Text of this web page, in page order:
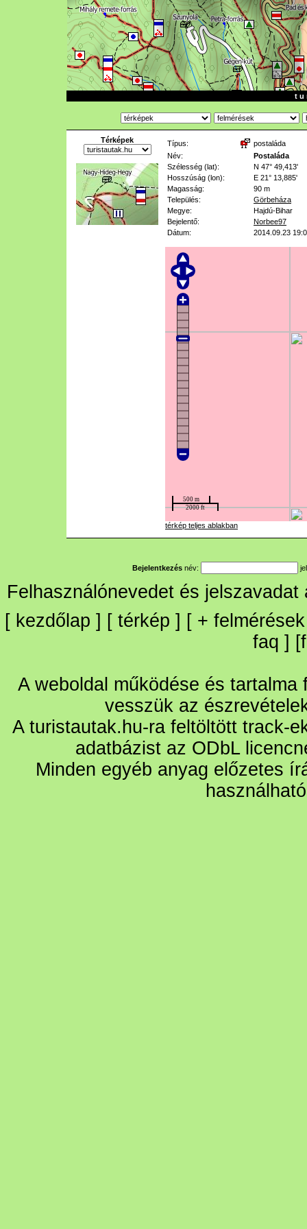
t u
Térképek Típus:
postaláda
Név:
Postaláda
Szélesség (lat):
N 47° 49,413'
Hosszúság (lon):
E 21° 13,885'
Magasság:
90 m
Település:
Görbeháza
Megye:
Hajdú-Bihar
Bejelentő:
Norbee97
Dátum:
2014.09.23
térkép teljes ablakban
Bejelentkezés név:
Felhasználónevedet és
[ kezdőlap ] [ térkép ] [ + felmérések
faq ] [
A weboldal működése és
vesszük az
A turistautak.hu-ra feltöltött track-
adatbázist az ODbL
Minden egyéb anyag előzetes